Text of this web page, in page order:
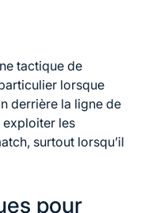
tactique de
lorsque
derrière la ligne de
les
surtout lorsqu’il
pour